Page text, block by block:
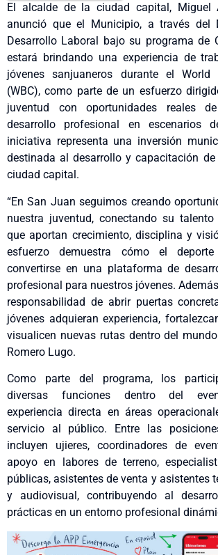
El alcalde de la ciudad capital, Miguel
anunció que el Municipio, a través del
Desarrollo Laboral bajo su programa de
estará brindando una experiencia de
jóvenes sanjuaneros durante el World
(WBC), como parte de un esfuerzo
juventud con oportunidades reales
desarrollo profesional en escenarios
iniciativa representa una inversión
destinada al desarrollo y capacitación
ciudad capital.
“En San Juan seguimos creando
nuestra juventud, conectando su talento
que aportan crecimiento, disciplina y
esfuerzo demuestra cómo el
convertirse en una plataforma de
profesional para nuestros jóvenes.
responsabilidad de abrir puertas
jóvenes adquieran experiencia,
visualicen nuevas rutas dentro del
Romero Lugo.
Como parte del programa, los
diversas funciones dentro del
experiencia directa en áreas
servicio al público. Entre las
incluyen ujieres, coordinadores de
apoyo en labores de terreno,
públicas, asistentes de venta y asistentes
y audiovisual, contribuyendo al
prácticas en un entorno profesional